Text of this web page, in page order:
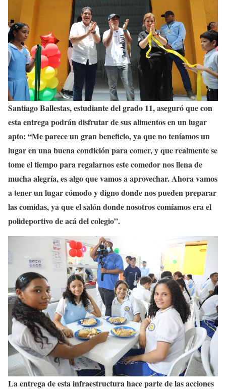
Santiago Ballestas, estudiante del grado 11, aseguró que con
esta entrega podrán disfrutar de sus alimentos en un lugar
apto: “Me parece un gran beneficio, ya que no teníamos un
lugar en una buena condición para comer, y que realmente se
tome el tiempo para regalarnos este comedor nos llena de
mucha alegría, es algo que vamos a aprovechar. Ahora vamos
a tener un lugar cómodo y digno donde nos pueden preparar
las comidas, ya que el salón donde nosotros comíamos era el
polideportivo de acá del colegio”.
La entrega de esta infraestructura hace parte de las acciones